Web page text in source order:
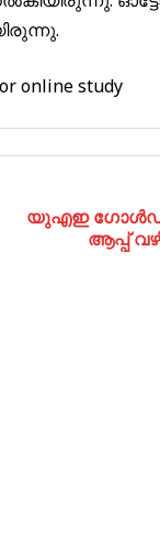
online study
യുഎഇ ഗോൾഡൻ
ആപ്പ്